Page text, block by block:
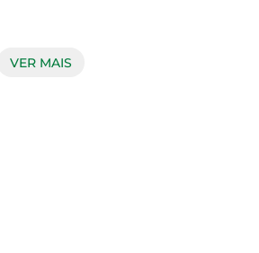
a receitas de massas, como
VER MAIS